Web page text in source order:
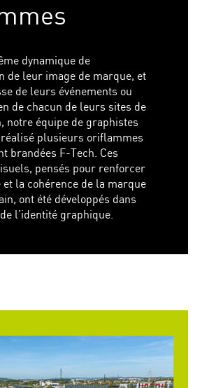
dynamique de
de leur image de marque, et
de leurs événements ou
de chacun de leurs sites de
notre équipe de graphistes
réalisé plusieurs oriflammes
brandées F-Tech. Ces
pensés pour renforcer
la cohérence de la marque
ont été développés dans
l’identité graphique.